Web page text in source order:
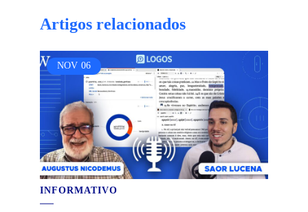
Artigos relacionados
NOV 06
INFORMATIVO